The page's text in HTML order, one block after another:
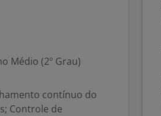
Médio (2º Grau)
contínuo do
Controle de